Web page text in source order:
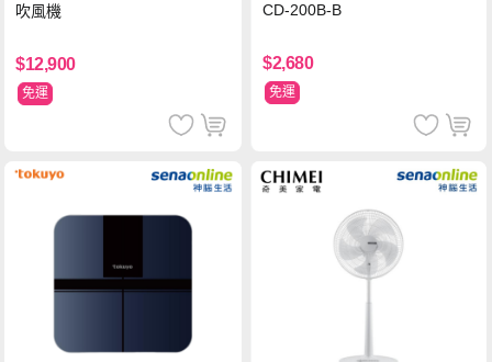
吹風機
$12,900
免運
CD-200B-B
$2,680
免運